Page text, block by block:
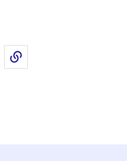
Twitter)
sur LinkedIn
Partager par email